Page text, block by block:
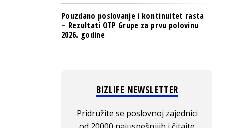
Pouzdano poslovanje i kontinuitet rasta
– Rezultati OTP Grupe za prvu polovinu
2026. godine
BIZLIFE NEWSLETTER
Pridružite se poslovnoj zajednici